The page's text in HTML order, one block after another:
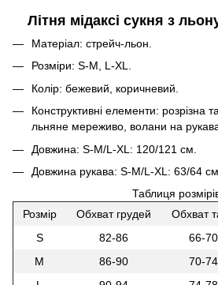
Літня мідаксі сукня з
Матеріал: стрейч-льон.
Розміри: S-M, L-XL.
Колір: бежевий, коричневий.
Конструктивні елементи: розрізна
льняне мереживо, волани на
Довжина: S-M/L-XL: 120/121 cм.
Довжина рукава: S-M/L-XL: 63/64 cм.
Таблиця
Розмір
Обхват грудей Обхват
S
82-86 66-70
M
86-90 70-74